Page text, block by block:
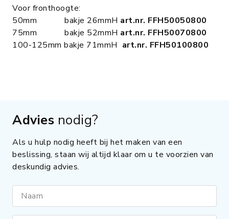
Voor fronthoogte:
50mm bakje 26mmH art.nr. FFH50050800
75mm bakje 52mmH art.nr. FFH50070800
100-125mm bakje 71mmH art.nr. FFH50100800
Advies nodig?
Als u hulp nodig heeft bij het maken van een
beslissing, staan wij altijd klaar om u te voorzien van
deskundig advies.
Naam